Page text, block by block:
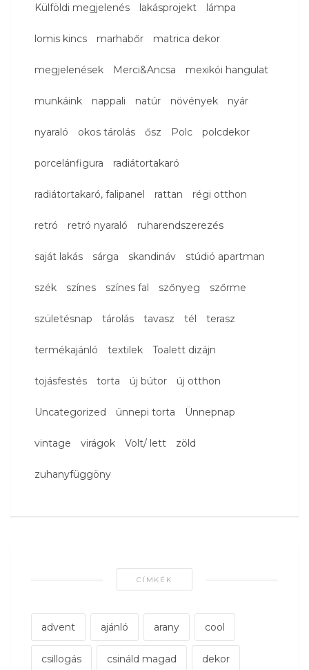
Külföldi megjelenés lakásprojekt lámpa
lomis kincs marhabőr matrica dekor
megjelenések Merci&Ancsa mexikói hangulat
munkáink nappali natúr növények nyár
nyaraló okos tárolás ősz Polc polcdekor
porcelánfigura radiátortakaró
radiátortakaró, falipanel rattan régi otthon
retró retró nyaraló ruharendszerezés
saját lakás sárga skandináv stúdió apartman
szék színes színes fal szőnyeg szőrme
születésnap tárolás tavasz tél terasz
termékajánló textilek Toalett dizájn
tojásfestés torta új bútor új otthon
Uncategorized ünnepi torta Ünnepnap
vintage virágok Volt/ lett zöld
zuhanyfüggöny
CÍMKÉK
advent ajánló arany cool
csillogás csináld magad dekor